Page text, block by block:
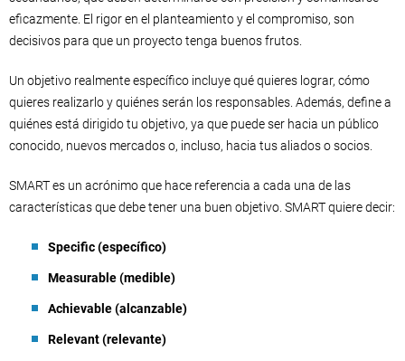
eficazmente. El rigor en el planteamiento y el compromiso, son
decisivos para que un proyecto tenga buenos frutos.
Un objetivo realmente específico incluye qué quieres lograr, cómo
quieres realizarlo y quiénes serán los responsables. Además, define a
quiénes está dirigido tu objetivo, ya que puede ser hacia un público
conocido, nuevos mercados o, incluso, hacia tus aliados o socios.
SMART es un acrónimo que hace referencia a cada una de las
características que debe tener una buen objetivo. SMART quiere decir:
Specific (específico)
Measurable (medible)
Achievable (alcanzable)
Relevant (relevante)